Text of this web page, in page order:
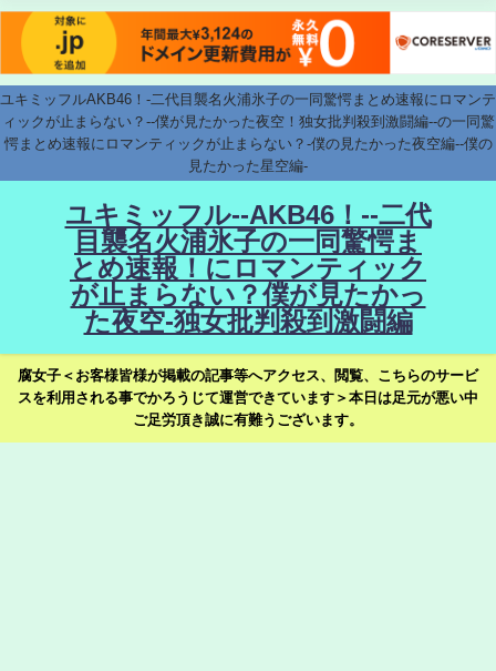
ユキミッフルAKB46！-二代目襲名火浦氷子の一同驚愕まとめ速報にロマンテ
ィックが止まらない？--僕が見たかった夜空！独女批判殺到激闘編--の一同驚
愕まとめ速報にロマンティックが止まらない？-僕の見たかった夜空編--僕の
見たかった星空編-
ユキミッフル--AKB46！--二代
目襲名火浦氷子の一同驚愕ま
とめ速報！にロマンティック
が止まらない？僕が見たかっ
た夜空-独女批判殺到激闘編
腐女子＜お客様皆様が掲載の記事等へアクセス、閲覧、こちらのサービ
スを利用される事でかろうじて運営できています＞本日は足元が悪い中
ご足労頂き誠に有難うございます。